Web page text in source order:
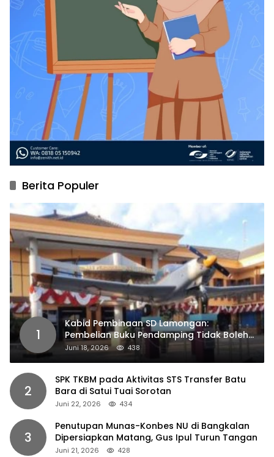
Berita Populer
1
Kabid Pembinaan SD Lamongan:
Pembelian Buku Pendamping Tidak Boleh
Dipaksakan
Juni 18, 2026 438
2
SPK TKBM pada Aktivitas STS Transfer Batu
Bara di Satui Tuai Sorotan
Juni 22, 2026 434
3
Penutupan Munas-Konbes NU di Bangkalan
Dipersiapkan Matang, Gus Ipul Turun Tangan
Juni 21, 2026 428